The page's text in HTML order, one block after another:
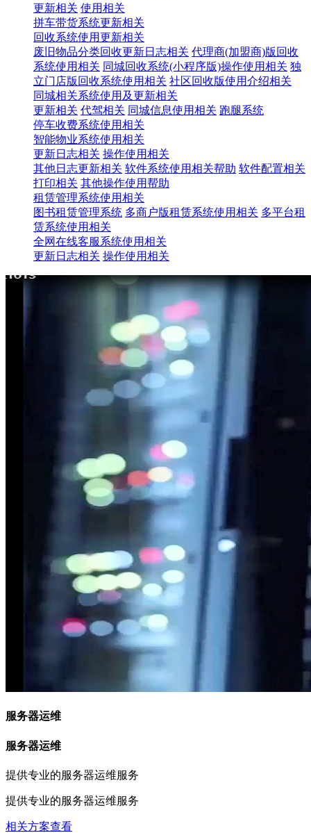
更新相关 使用相关
拼车带货系统更新相关
回收系统使用更新相关
废旧物品分类回收更新日志相关 代理商(加盟商)版回收
系统使用相关 同城回收系统(小程序版)操作使用相关 独
立门店版回收系统使用相关 社区回收版使用介绍相关
同城相关系统使用及更新相关
更新相关 代驾相关 同城信息使用相关 跑腿系统
停车收费系统使用相关
智能物业系统使用相关
更新日志相关 操作使用相关
其他日志更新相关 软件系统使用相关帮助 软件配置相关
打印相关 其他操作使用帮助
租赁管理系统使用相关
图书租赁管理系统 多商户版租赁系统使用相关 多平台租
赁系统使用相关
全网在线客服系统使用相关
更新日志相关 操作使用相关
服务器运维
服务器运维
提供专业的服务器运维服务
提供专业的服务器运维服务
相关方案查看